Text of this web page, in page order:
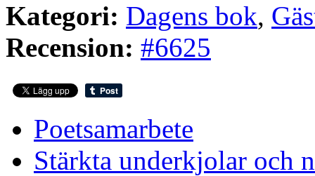
Kategori: Dagens bok,
Recension: #6625
Poetsamarbete
Stärkta underkjolar och